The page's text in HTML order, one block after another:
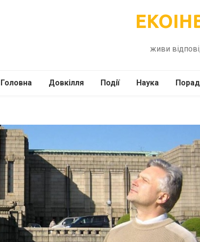
живи
Головна Довкілля
Подорожі
Події
Інше
Наука
Психологія
ТехнологіїСад-